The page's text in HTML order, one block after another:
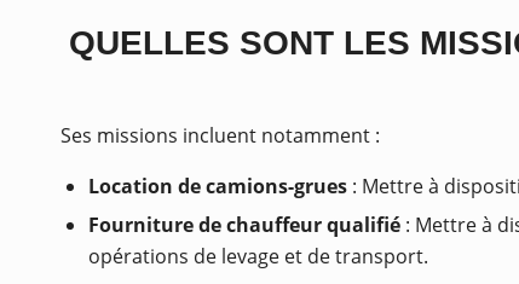
QUELLES SONT LES
Ses missions incluent notamment :
Location de camions-grues : Mettre à
Fourniture de chauffeur qualifié : Mettre à
opérations de levage et de transport.